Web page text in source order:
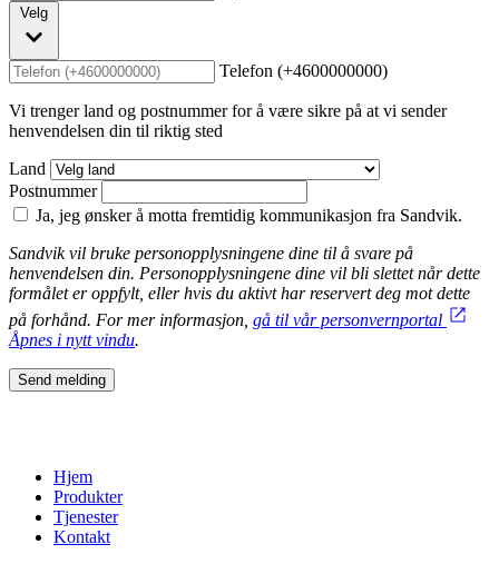
Velg
Telefon (+4600000000)
Vi trenger land og postnummer for å være sikre på at vi sender
henvendelsen din til riktig sted
Land
Postnummer
Ja, jeg ønsker å motta fremtidig kommunikasjon fra Sandvik.
Sandvik vil bruke personopplysningene dine til å svare på
henvendelsen din. Personopplysningene dine vil bli slettet når dette
formålet er oppfylt, eller hvis du aktivt har reservert deg mot dette
på forhånd. For mer informasjon, gå til vår personvernportal
Åpnes i nytt vindu.
Send melding
Hjem
Produkter
Tjenester
Kontakt